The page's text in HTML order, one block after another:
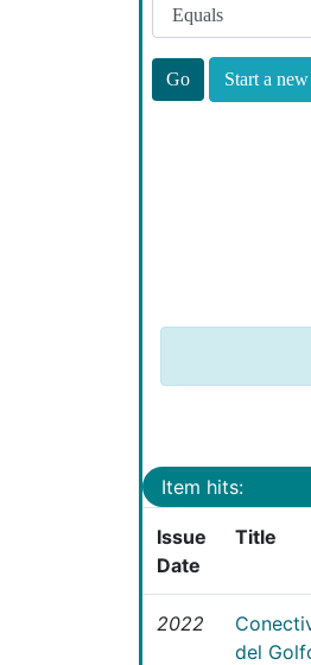
Start a
Item hits:
Issue
Date
Title
2022
del